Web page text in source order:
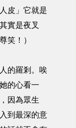
皮」它就是
實是夜叉
笑！）
的羅剎。唉
的心看一
因為眾生
到最深的意